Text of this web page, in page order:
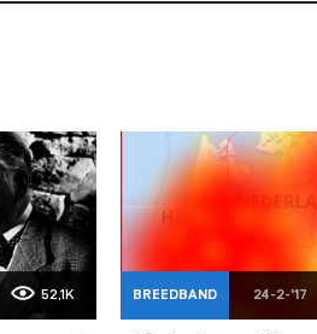
52,1K BREEDBAND 24-2-'17